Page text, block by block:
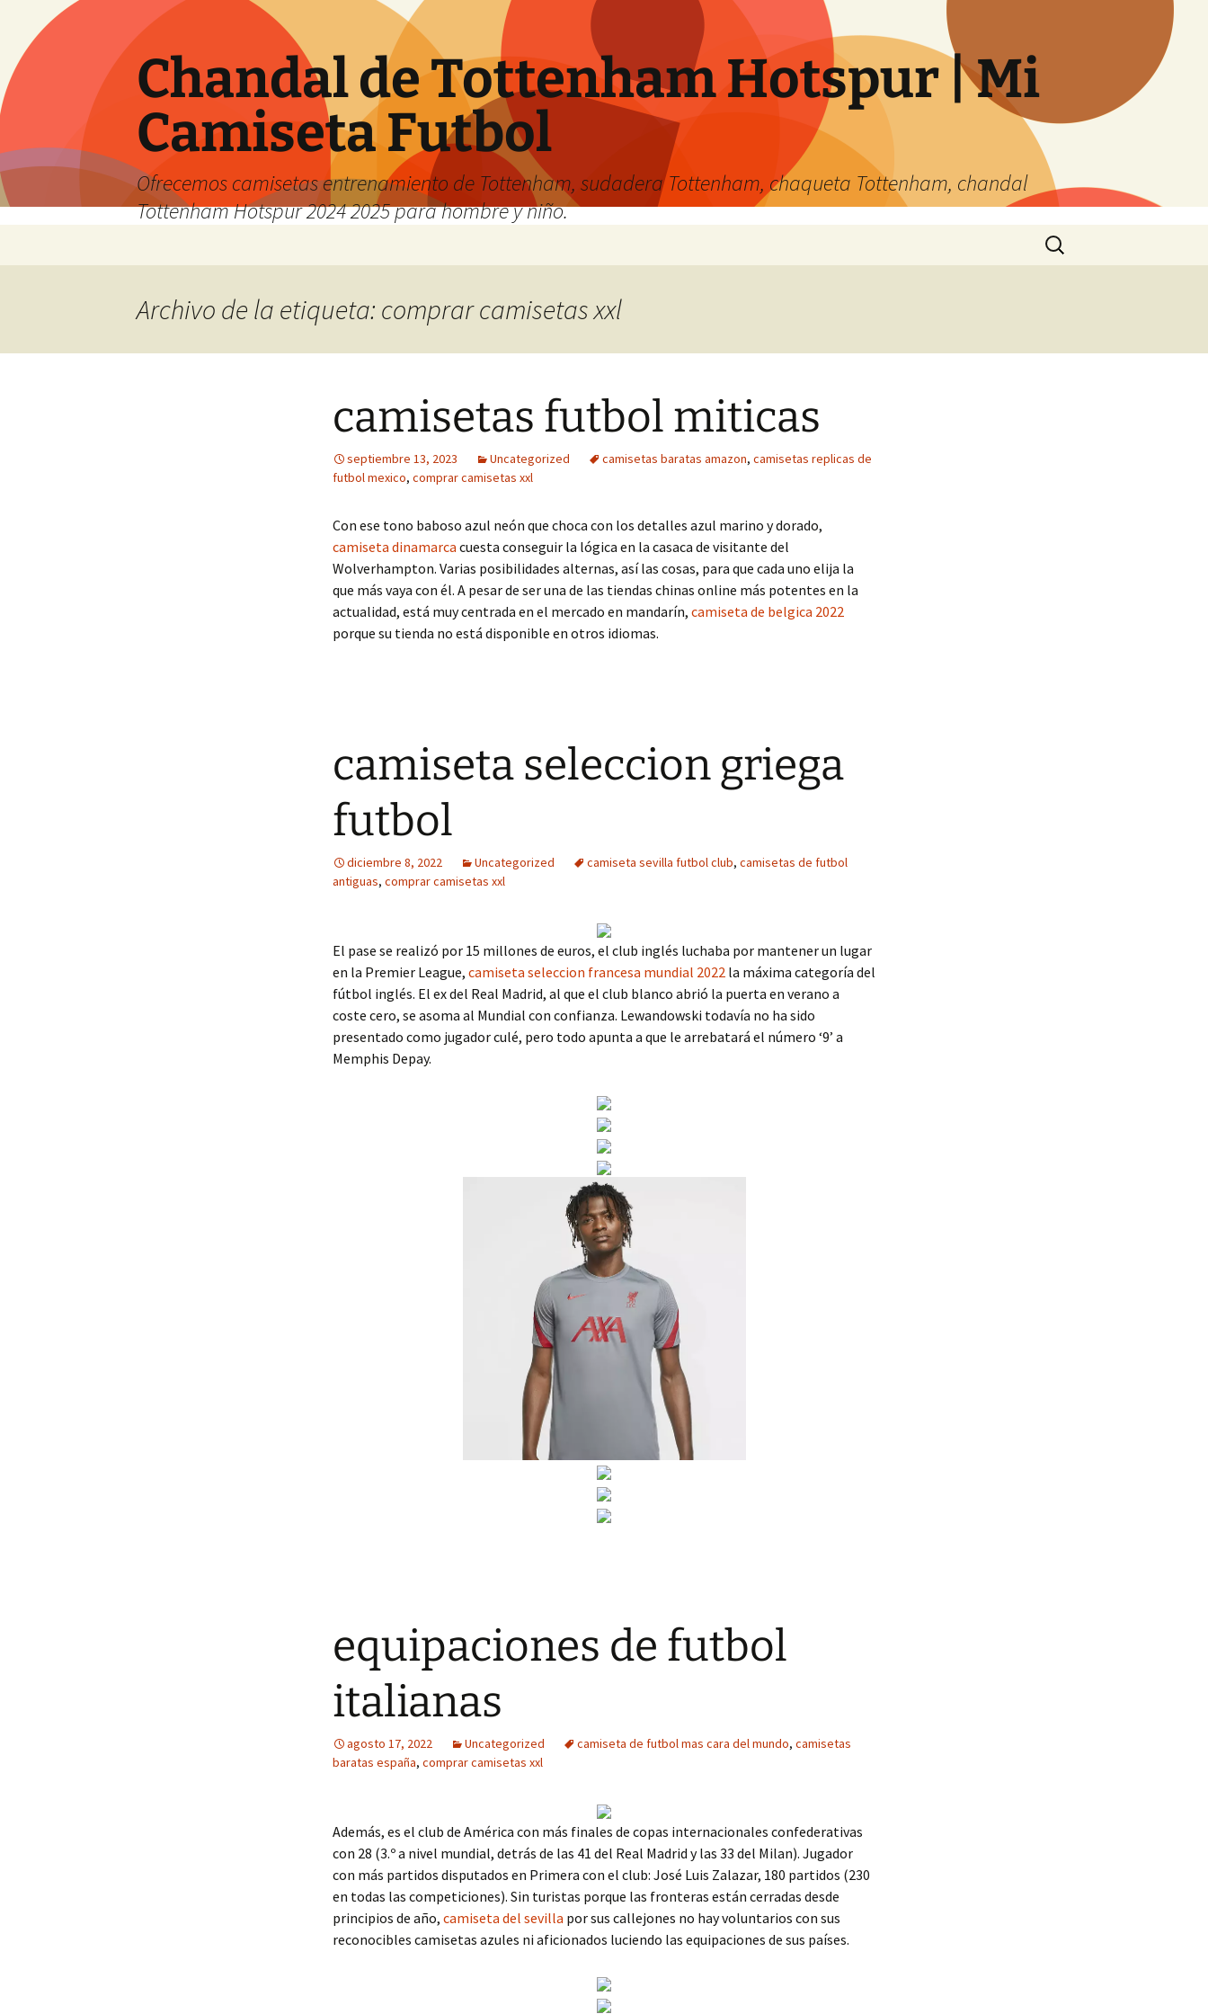
Chandal de Tottenham Hotspur | Mi
Camiseta Futbol
Ofrecemos camisetas entrenamiento de Tottenham, sudadera Tottenham, chaqueta Tottenham, chandal
Tottenham Hotspur 2024 2025 para hombre y niño.
Buscar:
Archivo de la etiqueta: comprar camisetas xxl
camisetas futbol miticas
septiembre 13, 2023 Uncategorized camisetas baratas amazon, camisetas replicas de
futbol mexico, comprar camisetas xxl
Con ese tono baboso azul neón que choca con los detalles azul marino y dorado,
camiseta dinamarca cuesta conseguir la lógica en la casaca de visitante del
Wolverhampton. Varias posibilidades alternas, así las cosas, para que cada uno elija la
que más vaya con él. A pesar de ser una de las tiendas chinas online más potentes en la
actualidad, está muy centrada en el mercado en mandarín, camiseta de belgica 2022
porque su tienda no está disponible en otros idiomas.
camiseta seleccion griega
futbol
diciembre 8, 2022 Uncategorized camiseta sevilla futbol club, camisetas de futbol
antiguas, comprar camisetas xxl
El pase se realizó por 15 millones de euros, el club inglés luchaba por mantener un lugar
en la Premier League, camiseta seleccion francesa mundial 2022 la máxima categoría del
fútbol inglés. El ex del Real Madrid, al que el club blanco abrió la puerta en verano a
coste cero, se asoma al Mundial con confianza. Lewandowski todavía no ha sido
presentado como jugador culé, pero todo apunta a que le arrebatará el número ‘9’ a
Memphis Depay.
equipaciones de futbol
italianas
agosto 17, 2022 Uncategorized camiseta de futbol mas cara del mundo, camisetas
baratas españa, comprar camisetas xxl
Además, es el club de América con más finales de copas internacionales confederativas
con 28 (3.º a nivel mundial, detrás de las 41 del Real Madrid y las 33 del Milan). Jugador
con más partidos disputados en Primera con el club: José Luis Zalazar, 180 partidos (230
en todas las competiciones). Sin turistas porque las fronteras están cerradas desde
principios de año, camiseta del sevilla por sus callejones no hay voluntarios con sus
reconocibles camisetas azules ni aficionados luciendo las equipaciones de sus países.